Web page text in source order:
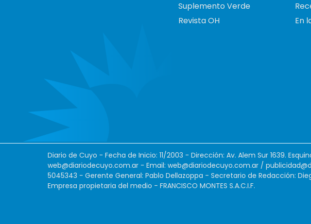
Suplemento Verde
Revista OH
En
Diario de Cuyo - Fecha de Inicio: 11/2003 - Dirección: Av. Alem Sur 1639.
web@diariodecuyo.com.ar - Email: web@diariodecuyo.com.ar /
5045343 - Gerente General: Pablo Dellazoppa - Secretario de Redacción:
Empresa propietaria del medio - FRANCISCO MONTES S.A.C.I.F.